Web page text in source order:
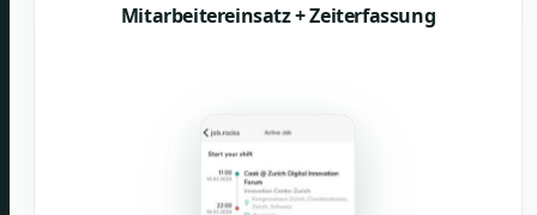
Mitarbeitereinsatz + Zeiterfassung